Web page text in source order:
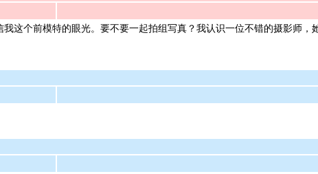
这个前模特的眼光。要不要一起拍组写真？我认识一位不错的摄影师，